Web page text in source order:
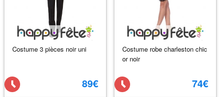
Costume 3 pièces noir uni
89€
Costume robe charleston chic
or noir
74€